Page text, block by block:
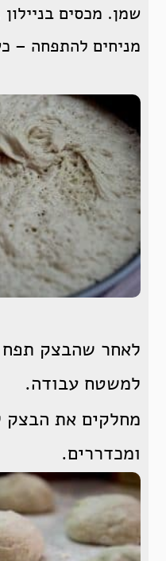
שמן. מכסים
מניחים להתפחה –
לאחר שהבצק תפח
למשטח עבודה.
ומכדררים.